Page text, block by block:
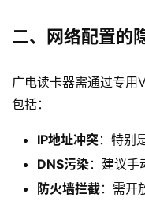
二、网络配置的
广电读卡器需通过专用
包括：
IP地址冲突：特别
DNS污染：建议手
防火墙拦截：需开